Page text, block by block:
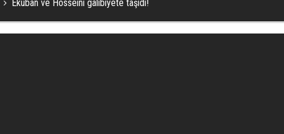
Ekuban ve Hosseini galibiyete taşıdı!